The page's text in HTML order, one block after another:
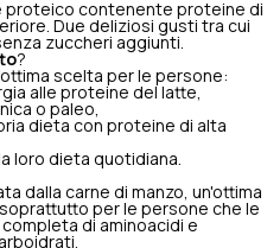
proteico contenente proteine di
Due deliziosi gusti tra cui
zuccheri aggiunti.
?
scelta per le persone:
alle proteine del latte,
o paleo,
dieta con proteine di alta
loro dieta quotidiana.
dalla carne di manzo, un'ottima
per le persone che le
di aminoacidi e